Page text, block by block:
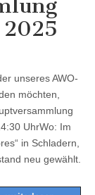
2025
unseres AWO-
möchten,
UhrWo: Im
in Schladern,
neu gewählt.